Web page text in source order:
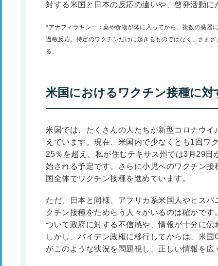
対する米国と日本の反応の違いや、啓発活動
*アナフィラキシー：薬や食物が体に入ってから、複数の臓器
過敏反応。特定のワクチンだけに起きるものではなく、さま
る。
米国におけるワクチン接種に対
米国では、たくさんの人たちが新型コロナウ
えています。現在、米国内で少なくとも1回ワ
25％を超え、私が住むテキサス州では3月29日
始される予定です。さらに小児へのワクチン
国全体でワクチン接種を進めています。
ただ、日本と同様、アフリカ系米国人やヒス
クチン接種をためらう人々がいるのは確かで
ついて政府に対する不信感や、情報が十分に
しかし、バイデン政権に移行してからは、米
がこのような状況を問題視し、正しい情報を